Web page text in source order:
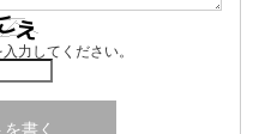
力してください。